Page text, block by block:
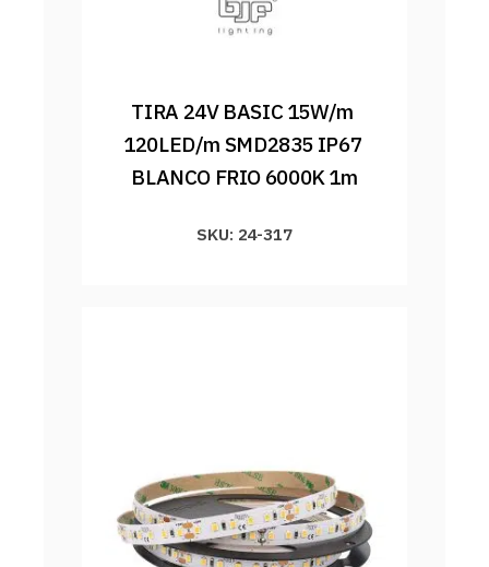
TIRA 24V BASIC 15W/m
120LED/m SMD2835 IP67
BLANCO FRIO 6000K 1m
SKU: 24-317